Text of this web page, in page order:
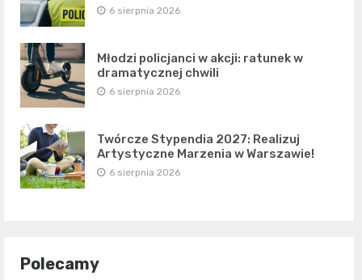
6 sierpnia 2026
Młodzi policjanci w akcji: ratunek w
dramatycznej chwili
6 sierpnia 2026
Twórcze Stypendia 2027: Realizuj
Artystyczne Marzenia w Warszawie!
6 sierpnia 2026
Polecamy